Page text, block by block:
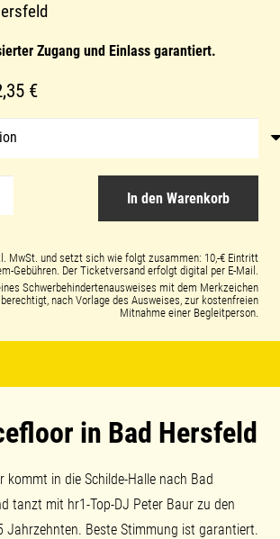
Zugang und Einlass garantiert.
€
In den Warenkorb
MwSt. und setzt sich wie folgt zusammen: 10,-€ Eintritt
Gebühren. Der Ticketversand erfolgt digital per E-Mail.
Schwerbehindertenausweises mit dem Merkzeichen
nach Vorlage des Ausweises, zur kostenfreien
Mitnahme einer Begleitperson.
in Bad Hersfeld
kommt in die Schilde-Halle nach Bad
tanzt mit hr1-Top-DJ Peter Baur zu den
Jahrzehnten. Beste Stimmung ist garantiert.